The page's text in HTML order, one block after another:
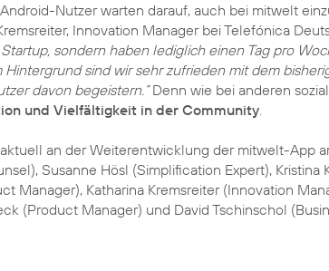
Nutzer warten darauf, auch bei mitwelt
Innovation Manager bei Telefónica
sondern haben lediglich einen Tag pro
sind wir sehr zufrieden mit dem
davon begeistern.“Denn wie bei anderen
und Vielfältigkeit in der Community.
aktuell an der Weiterentwicklung der mitwelt-App
Susanne Hösl (Simplification Expert), Kristina
Manager), Katharina Kremsreiter (Innovation
(Product Manager) und David Tschinschol